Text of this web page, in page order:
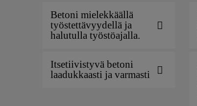
Betoni mielekkäällä
työstettävyydellä ja
halutulla työstöajalla.
Itsetiivistyvä betoni
laadukkaasti ja varmasti